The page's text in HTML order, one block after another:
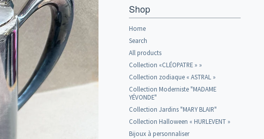
Shop
Home
Search
All products
Collection «CLÉOPATRE » »
Collection zodiaque « ASTRAL »
Collection Moderniste "MADAME
YÉVONDE"
Collection Jardins "MARY BLAIR"
Collection Halloween « HURLEVENT »
Bijoux à personnaliser